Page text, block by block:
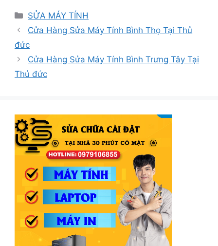
Danh
mục
SỬA MÁY TÍNH
Cửa Hàng Sửa Máy Tính Bình Thọ Tại Thủ
đức
Cửa Hàng Sửa Máy Tính Bình Trưng Tây Tại
Thủ đức